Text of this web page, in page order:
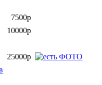
7500р
10000р
25000р